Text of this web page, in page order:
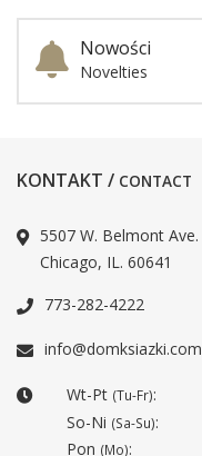
Nowości
Novelties
KONTAKT / CONTACT
5507 W. Belmont Ave.
Chicago, IL. 60641
773-282-4222
info@domksiazki.com
Wt-Pt (Tu-Fr):
So-Ni (Sa-Su):
Pon (Mo):